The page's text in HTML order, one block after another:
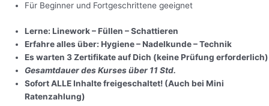
Für Beginner und Fortgeschrittene geeignet
Lerne: Linework – Füllen – Schattieren
Erfahre alles über: Hygiene – Nadelkunde – Technik
Es warten 3 Zertifikate auf Dich (keine Prüfung erforderlich)
Gesamtdauer des Kurses über 11 Std.
Sofort ALLE Inhalte freigeschaltet! (Auch bei Mini
Ratenzahlung)